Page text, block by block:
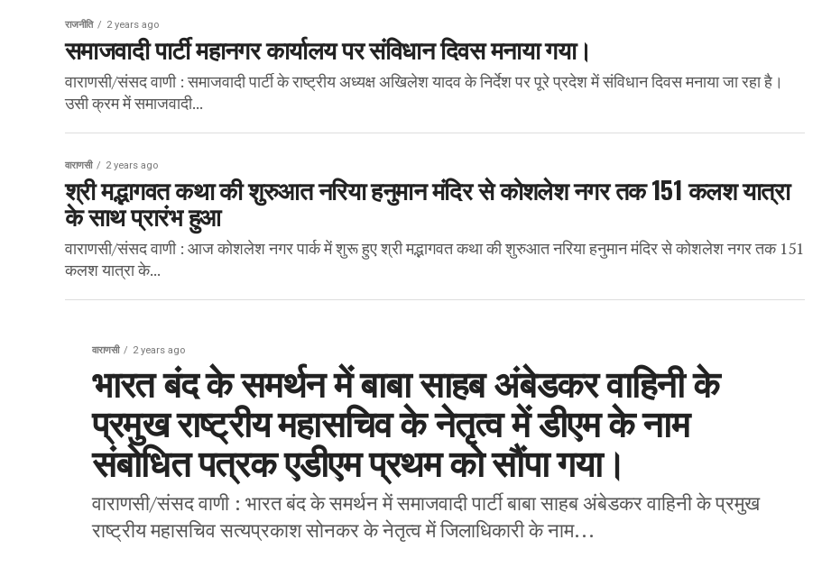
राजनीति 2 years ago
समाजवादी पार्टी महानगर कार्यालय पर संविधान दिवस मनाया गया।
वाराणसी/संसद वाणी : समाजवादी पार्टी के राष्ट्रीय अध्यक्ष अखिलेश यादव के निर्देश पर पूरे प्रदेश में संविधान दिवस मनाया जा रहा है।
उसी क्रम में समाजवादी...
वाराणसी 2 years ago
श्री मद्भागवत कथा की शुरुआत नरिया हनुमान मंदिर से कोशलेश नगर तक 151 कलश यात्रा
के साथ प्रारंभ हुआ
वाराणसी/संसद वाणी : आज कोशलेश नगर पार्क में शुरू हुए श्री मद्भागवत कथा की शुरुआत नरिया हनुमान मंदिर से कोशलेश नगर तक 151
कलश यात्रा के...
वाराणसी 2 years ago
भारत बंद के समर्थन में बाबा साहब अंबेडकर वाहिनी के
प्रमुख राष्ट्रीय महासचिव के नेतृत्व में डीएम के नाम
संबोधित पत्रक एडीएम प्रथम को सौंपा गया।
वाराणसी/संसद वाणी : भारत बंद के समर्थन में समाजवादी पार्टी बाबा साहब अंबेडकर वाहिनी के प्रमुख
राष्ट्रीय महासचिव सत्यप्रकाश सोनकर के नेतृत्व में जिलाधिकारी के नाम...